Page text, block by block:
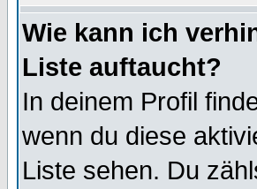
Wie kann ich
Liste auftaucht?
In deinem Profil
wenn du diese
Liste sehen. Du